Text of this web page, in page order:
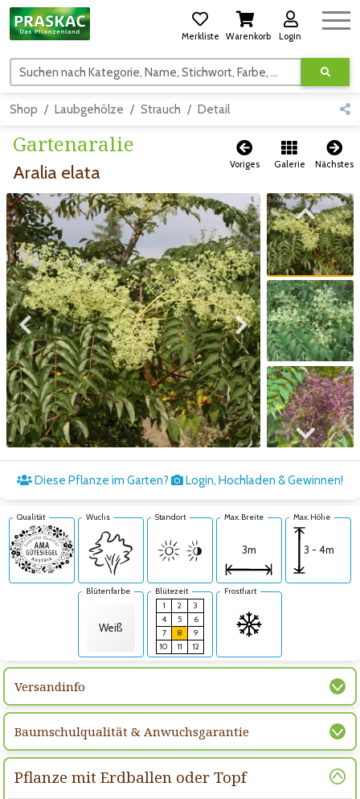
Merkliste Warenkorb Login
Suchen nach Kategorie, Name, Stichwort, Farbe, usw.
Shop Laubgehölze Strauch Detail
Gartenaralie
Aralia elata Voriges Galerie Nächstes
Zum vorigen Bild Zum nächsten Bild
Zum vorigen Bild
Zum nächsten Bild
Diese Pflanze im Garten? Login, Hochladen & Gewinnen!
Qualität Wuchs Standort Max. Breite
3m
Max. Höhe
3 - 4m
Blütenfarbe
Weiß
Blütezeit
1
2
3
4
5
6
7
8
9
10
11 12
Frosthart
Versandinfo
Baumschulqualität & Anwuchsgarantie
Pflanze mit Erdballen oder Topf